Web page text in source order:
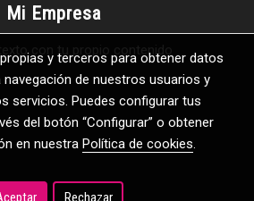
Mi Empresa
con tu propio contenido
y terceros para obtener datos
de nuestros usuarios y
servicios. Puedes configurar tus
del botón “Configurar” o obtener
en nuestra Política de cookies
Rechazar